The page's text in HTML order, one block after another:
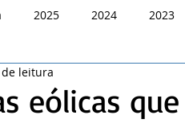
2025 2024 2023
eólicas
leitura